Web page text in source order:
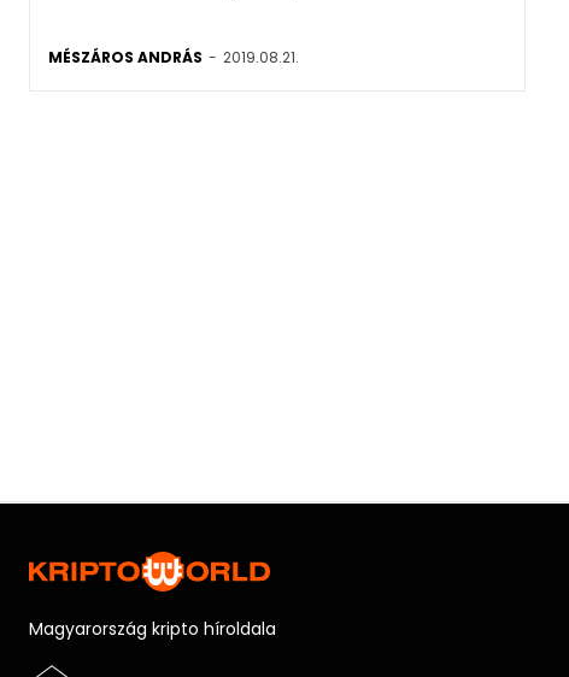
MÉSZÁROS ANDRÁS - 2019.08.21.
Magyarország kripto híroldala